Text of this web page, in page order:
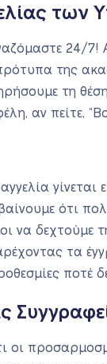
των
24/7!
της
τη
αν πείτε,
ότι
να δεχτούμε
τα
οι